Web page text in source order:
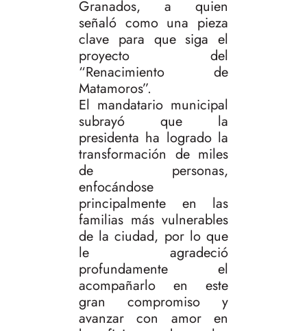
Granados, a quien
señaló como una pieza
clave para que siga el
proyecto del
“Renacimiento de
Matamoros”.
El mandatario municipal
subrayó que la
presidenta ha logrado la
transformación de miles
de personas,
enfocándose
principalmente en las
familias más vulnerables
de la ciudad, por lo que
le agradeció
profundamente el
acompañarlo en este
gran compromiso y
avanzar con amor en